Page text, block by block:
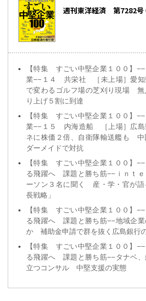
週刊東洋経済 第7282号
【特集 すごい中堅企業１００】
業−−１４ 共栄社 ［未上場］愛
で変わるゴルフ場の芝刈り現場 無
り上げ５割に到達
【特集 すごい中堅企業１００】
業−−１５ 内海造船 ［上場］広
ネに株価２倍、自衛隊輸送艦も 中
ダーメイドで対抗
【特集 すごい中堅企業１００】
る飛躍へ 課題と勝ち筋−−ｉｎｔ
ーソン３名に聞く 産・学・官が
長戦略」
【特集 すごい中堅企業１００】
る飛躍へ 課題と勝ち筋−−地域企業
か 補助金申請で群を抜く広島銀行
【特集 すごい中堅企業１００】
る飛躍へ 課題と勝ち筋−−タナベ
立つコンサル 中堅支援の実態